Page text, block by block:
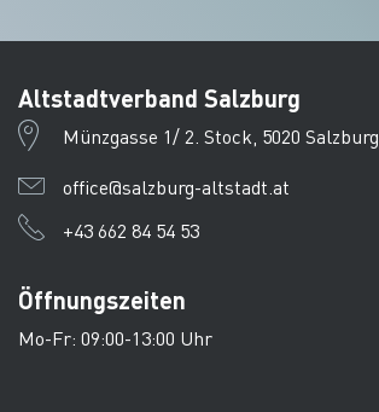
Altstadtverband Salzburg
Münzgasse 1/ 2. Stock, 5020 Salzburg
office@salzburg-altstadt.at
+43 662 84 54 53
Öffnungszeiten
Mo-Fr: 09:00-13:00 Uhr